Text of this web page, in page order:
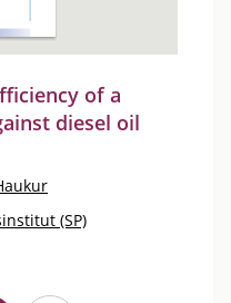
of a
diesel oil
(SP)